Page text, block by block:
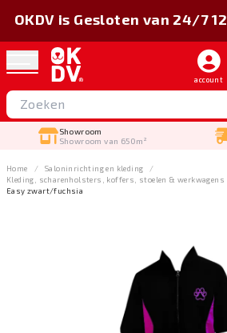
account
Showroom
Showroom van 650m²
OKDV is Gesloten van 24/7
Home
Salon­inrichting en kleding
Kleding, scharenholsters, koffers, stoelen & werkwagens
Easy zwart/fuchsia